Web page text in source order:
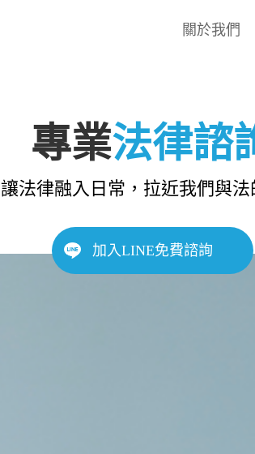
專業法律諮
讓法律融入日常，拉近我們與法
加入LINE免費諮詢
關於我們